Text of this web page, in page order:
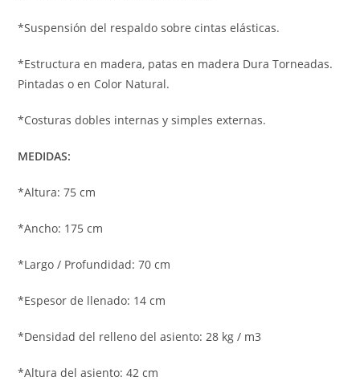
*Suspensión del respaldo sobre cintas elásticas.
*Estructura en madera, patas en madera Dura Torneadas.
Pintadas o en Color Natural.
*Costuras dobles internas y simples externas.
MEDIDAS:
*Altura: 75 cm
*Ancho: 175 cm
*Largo / Profundidad: 70 cm
*Espesor de llenado: 14 cm
*Densidad del relleno del asiento: 28 kg / m3
*Altura del asiento: 42 cm